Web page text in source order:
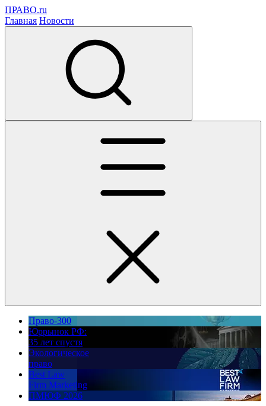
ПРАВО.ru
Главная Новости
Право-300
Юррынок РФ:
35 лет спустя
Экологическое
право
Best Law
Firm Marketing
ПМЮФ 2026